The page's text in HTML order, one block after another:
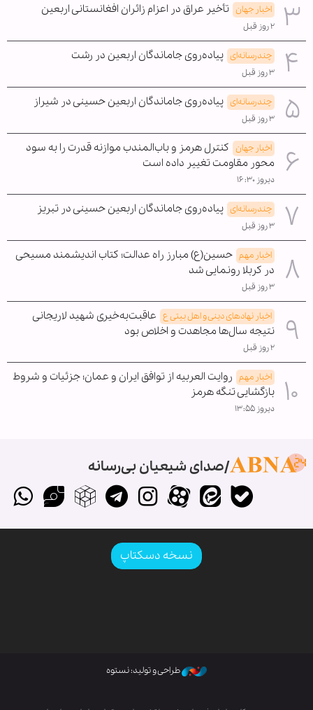
اخبار جهان تأخیر عراق در اعزام زائران افغانستانی اربعین
۲ روز قبل
چندرسانه‌ای پیاده‌روی جاماندگان اربعین در رشت
۳ روز قبل
چندرسانه‌ای پیاده‌روی جاماندگان اربعین حسینی در شیراز
۳ روز قبل
اخبار جهان کنترل هرمز و باب‌المندب موازنه قدرت را به سود
محور مقاومت تغییر داده است
دیروز ۱۶:۳۰
چندرسانه‌ای پیاده‌روی جاماندگان اربعین حسینی در تبریز
۳ روز قبل
اخبار مهم حسین(ع) مبارز راه عدالت؛ کتاب اندیشمند مسیحی
در کربلا رونمایی شد
۳ روز قبل
اخبار نهادهای دینی و اهل بیتی ع عاقبت‌به‌خیری شهید لاریجانی
نتیجه سال‌ها مجاهدت و اخلاص بود
۲ روز قبل
اخبار مهم روایت العربیه از توافق ایران و عمان؛ جزئیات و شروط
بازگشایی تنگه هرمز
دیروز ۱۳:۵۵
صدای شیعیان بی‌رسانه
نسخه دسکتاپ
طراحی و تولید: نستوه